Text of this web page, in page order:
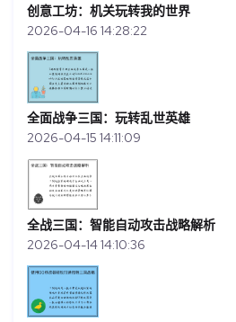
创意工坊：机关玩转我的世界
2026-04-16 14:28:22
全面战争三国：玩转乱世英雄
2026-04-15 14:11:09
全战三国：智能自动攻击战略解析
2026-04-14 14:10:36